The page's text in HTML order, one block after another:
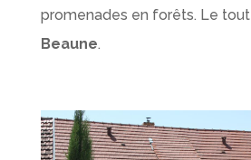
promenades en forêts. Le tout
Beaune.